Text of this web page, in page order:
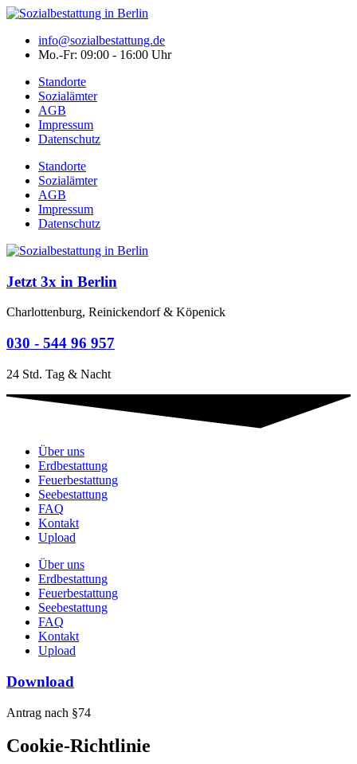
info@sozialbestattung.de
Mo.-Fr: 09:00 - 16:00 Uhr
Standorte
Sozialämter
AGB
Impressum
Datenschutz
Standorte
Sozialämter
AGB
Impressum
Datenschutz
Jetzt 3x in Berlin
Charlottenburg, Reinickendorf & Köpenick
030 - 544 96 957
24 Std. Tag & Nacht
Über uns
Erdbestattung
Feuerbestattung
Seebestattung
FAQ
Kontakt
Upload
Über uns
Erdbestattung
Feuerbestattung
Seebestattung
FAQ
Kontakt
Upload
Download
Antrag nach §74
Cookie-Richtlinie